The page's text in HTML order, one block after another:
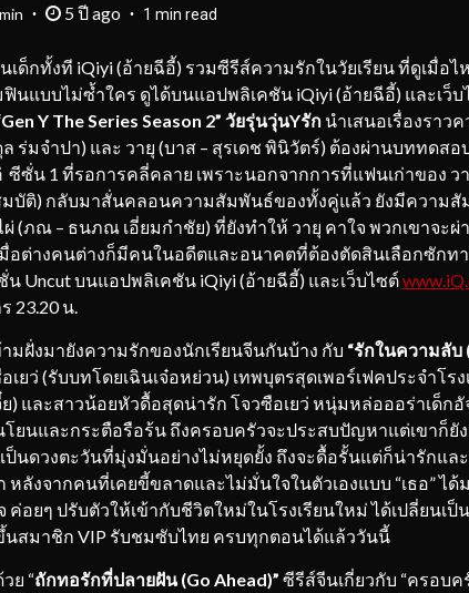
5 ปี ago 1 min read
กทั้งที iQiyi (อ้ายฉีอี้) รวมซีรีส์ความรักในวัยเรียน ที่ดูเมื่อไ
นแบบไม่ซ้ำใคร ดูได้บนแอปพลิเคชัน iQiyi (อ้ายฉีอี้) และเว็บ
Y The Series Season 2” วัยรุ่นวุ่นYรักนำเสนอเรื่องราว
ล ร่มจำปา) และ วายุ (บาส – สุรเดช พินิวัตร์) ต้องผ่านบททด
ซีซั่น 1 ที่รอการคลี่คลาย เพราะนอกจากการที่แฟนเก่าของ ว
มบัติ) กลับมาสั่นคลอนความสัมพันธ์ของทั้งคู่แล้ว ยังมีความสั
ผ่ (ภณ – ธนภณ เอี่ยมกำชัย) ที่ยังทำให้ วายุ คาใจ พวกเขาจะ
มื่อต่างคนต่างก็มีคนในอดีตและอนาคตที่ต้องตัดสินเลือกซักท
น Uncut บนแอปพลิเคชัน iQiyi (อ้ายฉีอี้) และเว็บไซต์
23.20 น.
งมายังความรักของนักเรียนจีนกันบ้าง กับ “รักในความลับ
เยว่ (รับบทโดยเฉินเจ๋อหย่วน) เทพบุตรสุดเพอร์เฟคประจำโร
ย) และสาวน้อยหัวดื้อสุดน่ารัก โจวซือเยว่ หนุ่มหล่อออร่าเด็ก
ยนและกระตือรือร้น ถึงครอบครัวจะประสบปัญหาแต่เขาก็ยั
ป็นดวงตะวันที่มุ่งมั่นอย่างไม่หยุดยั้ง ถึงจะดื้อรั้นแต่ก็น่ารักแ
หลังจากคนที่เคยขี้ขลาดและไม่มั่นใจในตัวเองแบบ “เธอ” ได้
ค่อยๆ ปรับตัวให้เข้ากับชีวิตใหม่ในโรงเรียนใหม่ ได้เปลี่ยนเ
นสมาชิก VIP รับชมซับไทย ครบทุกตอนได้แล้ววันนี้
ย “ถักทอรักที่ปลายฝัน (Go Ahead)” ซีรีส์จีนเกี่ยวกับ “ครอบค